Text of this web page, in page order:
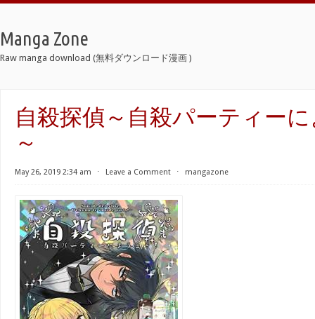
Manga Zone
Raw manga download (無料ダウンロード漫画 )
自殺探偵～自殺パーティー
～
May 26, 2019 2:34 am ⋅ Leave a Comment ⋅ mangazone